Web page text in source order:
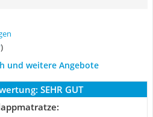
)
und weitere Angebote
SEHR GUT